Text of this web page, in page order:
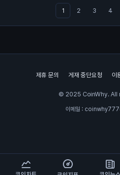
면 풀매수하냐? 그건
또 아님 지금부터 서
까지 반등도 기대해볼
1 2 3 4
제휴 문의 게재 중단요청 이
© 2025 CoinWhy. All
이메일 :